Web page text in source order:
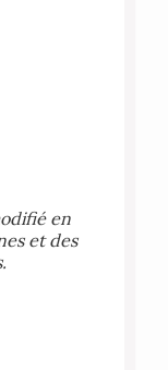
en
et des